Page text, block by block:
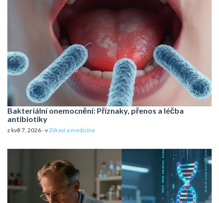
Bakteriální onemocnění: Příznaky, přenos a léčba
antibiotiky
z kvě 7, 2026 - vZdraví a medicína